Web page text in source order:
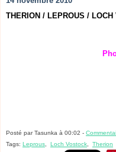
THERION / LEPROUS /
Posté par Tasunka à 00:02 -
Tags: Leprous Loch Vostock Therion